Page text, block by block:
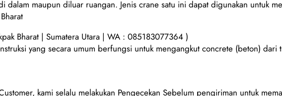
maupun diluar ruangan. Jenis crane satu ini dapat digunakan untuk
Bharat | Sumatera Utara | WA : 085183077364 )
yang secara umum berfungsi untuk mengangkut concrete (beton) dari
kami selalu melakukan Pengecekan Sebelum pengiriman untuk